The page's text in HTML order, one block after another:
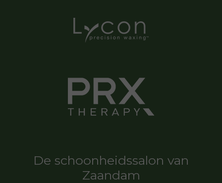
De schoonheidssalon van
Zaandam